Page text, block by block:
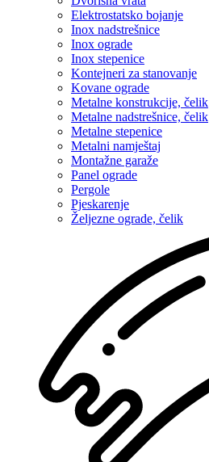
Elektrostatsko bojanje
Inox nadstrešnice
Inox ograde
Inox stepenice
Kontejneri za stanovanje
Kovane ograde
Metalne konstrukcije, čelik
Metalne nadstrešnice, čelik
Metalne stepenice
Metalni namještaj
Montažne garaže
Panel ograde
Pergole
Pjeskarenje
Željezne ograde, čelik